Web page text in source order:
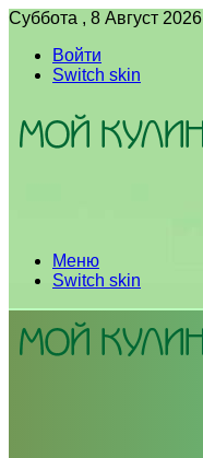
Суббота , 8 Август 2026
Войти
Switch skin
Меню
Switch skin